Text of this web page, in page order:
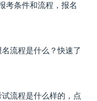
考条件和流程，报名
流程是什么？快速了
试流程是什么样的，点